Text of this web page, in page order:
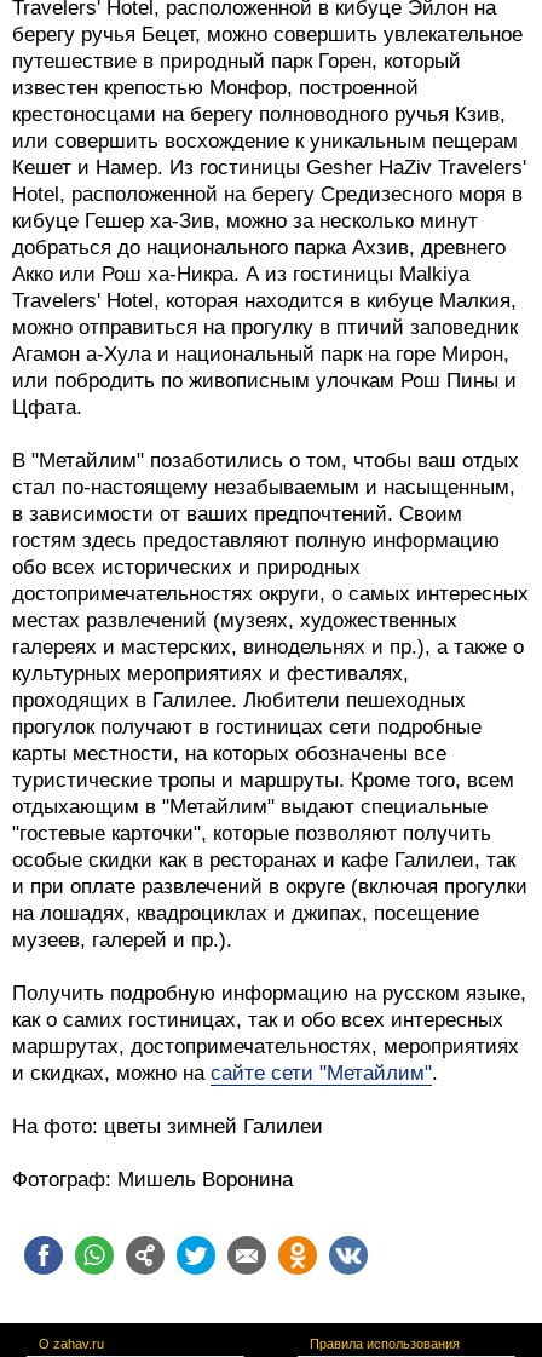
Travelers' Hotel, расположенной в кибуце Эйлон на
берегу ручья Бецет, можно совершить увлекательное
путешествие в природный парк Горен, который
известен крепостью Монфор, построенной
крестоносцами на берегу полноводного ручья Кзив,
или совершить восхождение к уникальным пещерам
Кешет и Намер. Из гостиницы Gesher HaZiv Travelers'
Hotel, расположенной на берегу Средизесного моря в
кибуце Гешер ха-Зив, можно за несколько минут
добраться до национального парка Ахзив, древнего
Акко или Рош ха-Никра. А из гостиницы Malkiya
Travelers' Hotel, которая находится в кибуце Малкия,
можно отправиться на прогулку в птичий заповедник
Агамон а-Хула и национальный парк на горе Мирон,
или побродить по живописным улочкам Рош Пины и
Цфата.
В "Метайлим" позаботились о том, чтобы ваш отдых
стал по-настоящему незабываемым и насыщенным,
в зависимости от ваших предпочтений. Своим
гостям здесь предоставляют полную информацию
обо всех исторических и природных
достопримечательностях округи, о самых интересных
местах развлечений (музеях, художественных
галереях и мастерских, винодельнях и пр.), а также о
культурных мероприятиях и фестивалях,
проходящих в Галилее. Любители пешеходных
прогулок получают в гостиницах сети подробные
карты местности, на которых обозначены все
туристические тропы и маршруты. Кроме того, всем
отдыхающим в "Метайлим" выдают специальные
"гостевые карточки", которые позволяют получить
особые скидки как в ресторанах и кафе Галилеи, так
и при оплате развлечений в округе (включая прогулки
на лошадях, квадроциклах и джипах, посещение
музеев, галерей и пр.).
Получить подробную информацию на русском языке,
как о самих гостиницах, так и обо всех интересных
маршрутах, достопримечательностях, мероприятиях
и скидках, можно на сайте сети "Метайлим".
На фото: цветы зимней Галилеи
Фотограф: Мишель Воронина
О zahav.ru Правила использования